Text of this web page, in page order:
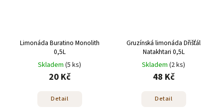
Limonáda Buratino Monolith
0,5L
Skladem (5 ks)
20 Kč
Detail
Gruzínská limonáda Dřišťál
Natakhtari 0,5L
Skladem (2 ks)
48 Kč
Detail